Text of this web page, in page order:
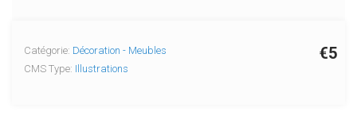
€5
Catégorie: Décoration - Meubles
CMS Type: Illustrations